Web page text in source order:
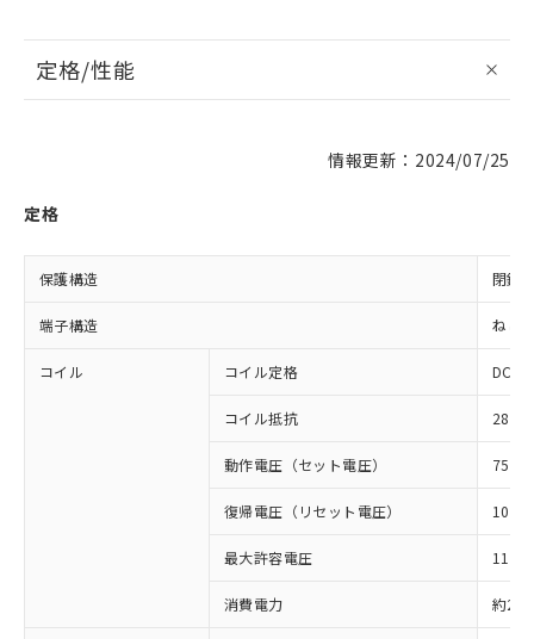
定格/性能
情報更新：2024/07/25
定格
保護構造 閉鎖
端子構造 ねじ
コイル コイル定格
コイル抵抗 288Ω
動作電圧（セット電圧） 75%
復帰電圧（リセット電圧） 10%
最大許容電圧 110%
消費電力 約2W